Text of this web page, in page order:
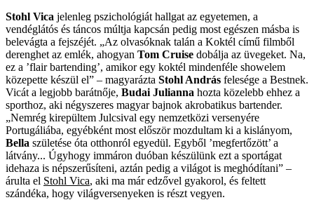
Stohl Vica jelenleg pszichológiát hallgat az egyetemen, a
vendéglátós és táncos múltja kapcsán pedig most egészen másba is
belevágta a fejszéjét. „Az olvasóknak talán a Koktél című filmből
derenghet az emlék, ahogyan Tom Cruise dobálja az üvegeket. Na,
ez a ’flair bartending’, amikor egy koktél mindenféle showelem
közepette készül el” – magyarázta Stohl András felesége a Bestnek.
Vicát a legjobb barátnője, Budai Julianna hozta közelebb ehhez a
sporthoz, aki négyszeres magyar bajnok akrobatikus bartender.
„Nemrég kirepültem Julcsival egy nemzetközi versenyére
Portugáliába, egyébként most először mozdultam ki a kislányom,
Bella születése óta otthonról egyedül. Egyből ’megfertőzött’ a
látvány... Úgyhogy immáron duóban készülünk ezt a sportágat
idehaza is népszerűsíteni, aztán pedig a világot is meghódítani” –
árulta el Stohl Vica, aki ma már edzővel gyakorol, és feltett
szándéka, hogy világversenyeken is részt vegyen.